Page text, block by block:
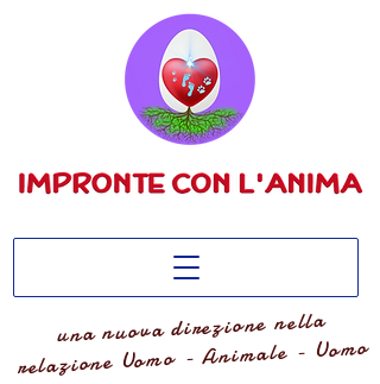
una nuova direzione nella
relazione Uomo - Animale - Uomo